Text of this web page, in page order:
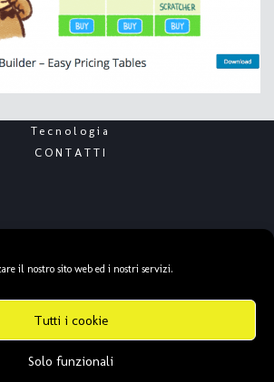
il nostro sito web ed i nostri servizi.
Tutti i cookie
Solo funzionali
Tecnologia
CONTATTI
|Cookie & Privacy Policy
info@dozenblogs.com